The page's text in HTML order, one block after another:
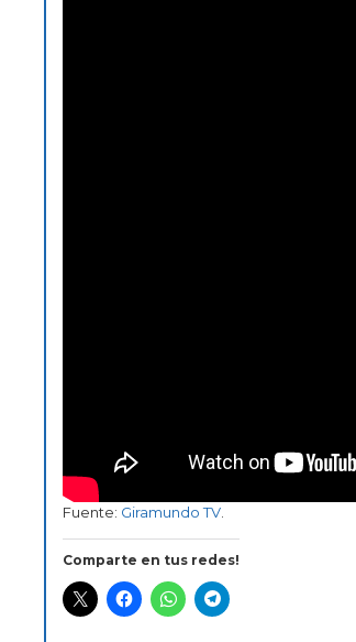
Fuente: Giramundo TV
Comparte en tus redes!